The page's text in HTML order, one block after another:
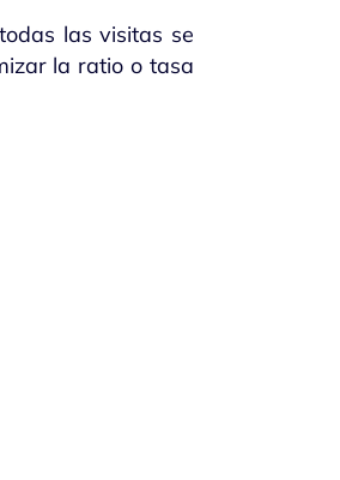
las visitas se
la ratio o tasa